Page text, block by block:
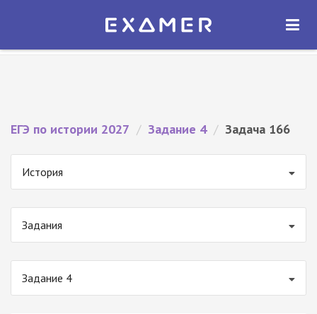
Экзамер — ЕГЭ 2027
ОТКРЫТЬ
ЕГЭ по истории 2027 / Задание 4 / Задача 166
История
Задания
Задание 4